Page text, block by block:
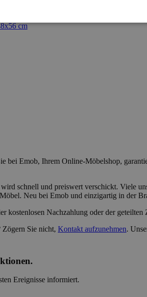
cm
bei Emob, Ihrem Online-Möbelshop,
schnell und preiswert verschickt. Viele
Neu bei Emob und einzigartig in der
kostenlosen Nachzahlung oder der geteilten
Zögern Sie nicht, Kontakt aufzunehmen.
Ereignisse informiert.